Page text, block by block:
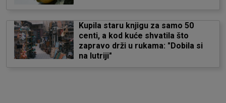
Kupila staru knjigu za samo 50
centi, a kod kuće shvatila što
zapravo drži u rukama: "Dobila si
na lutriji"